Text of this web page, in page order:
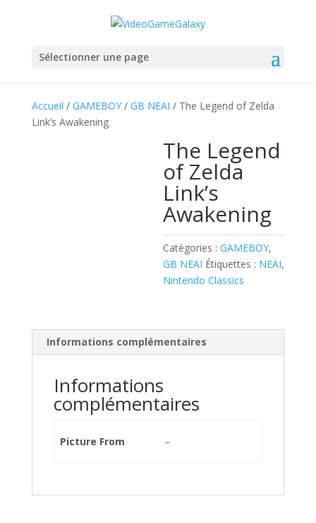
Sélectionner une page
Accueil / GAMEBOY/ GB NEAI / The Legend of Zelda
Link’s Awakening
The Legend
of Zelda
Link’s
Awakening
Catégories :GAMEBOY,
GB NEAI Étiquettes : NEAI,
Nintendo Classics
Informations complémentaires
Informations
complémentaires
Picture From –